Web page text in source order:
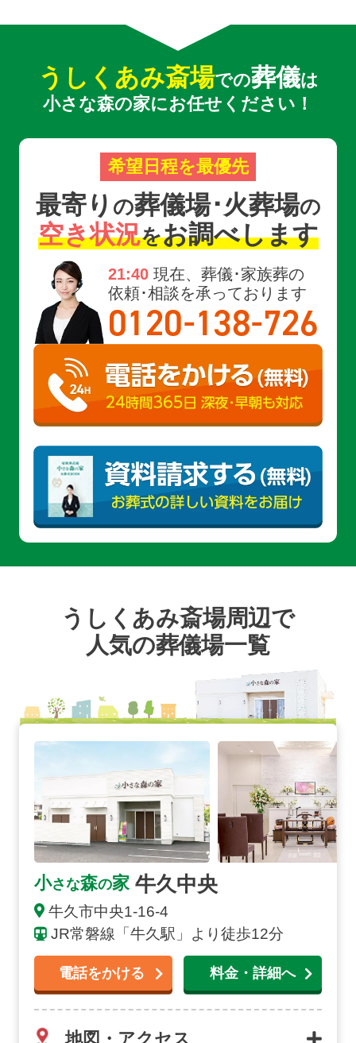
うしくあみ斎場での葬儀は
小さな森の家にお任せください！
希望日程を最優先
最寄り の葬儀場･火葬場の
空き状況をお調べします
21:40 現在、葬儀･家族葬の
依頼･相談を承っております
0120-138-726
うしくあみ斎場周辺で
人気の葬儀場一覧
小さな森の家 牛久中央
牛久市中央1-16-4
JR常磐線「牛久駅」より徒歩12分
電話をかける 料金・詳細へ
地図・アクセス